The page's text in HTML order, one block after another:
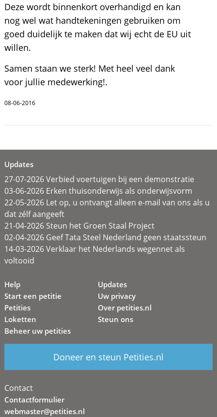
Deze wordt binnenkort overhandigd en kan
nog wel wat handtekeningen gebruiken om
goed duidelijk te maken dat wij echt de EU uit
willen.
Samen staan we sterk! Met heel veel dank
voor jullie medewerking!.
08-06-2016
Updates
27-07-2026 Verbied voertuigen bij een demonstratie
03-06-2026 Erken thuisonderwijs als onderwijsvorm
22-05-2026 Let op, u ontvangt alleen e-mail van ons als u
dat zélf aangeeft
21-04-2026 Steun het Groen Staal Project
02-04-2026 Geef Tata Steel Nederland geen staatssteun
14-03-2026 Verklaar het Nederlands wegennet als
voltooid
Help
Start een petitie
Petities
Loketten
Beheer uw petities
Updates
Uw privacy
Over petities.nl
Steun ons
Doneer en steun Petities.nl
Contact
Contactformulier
webmaster@petities.nl